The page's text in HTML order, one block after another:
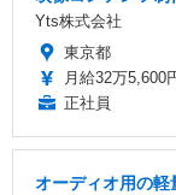
Yts株式会社
東京都
月給32万5,600
正社員
オーディオ用の